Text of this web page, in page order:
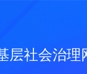
层社会治理